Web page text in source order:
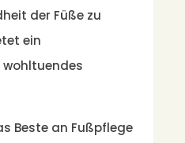
der Füße zu
ein
Beste an Fußpflege